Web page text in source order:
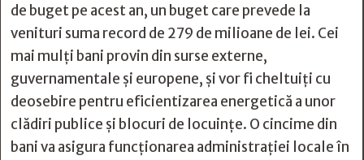
de buget pe acest an, un buget care prevede la
venituri suma record de 279 de milioane de lei. Cei
mai mulți bani provin din surse externe,
guvernamentale și europene, și vor fi cheltuiți cu
deosebire pentru eficientizarea energetică a unor
clădiri publice și blocuri de locuințe. O cincime din
bani va asigura funcționarea administrației locale în